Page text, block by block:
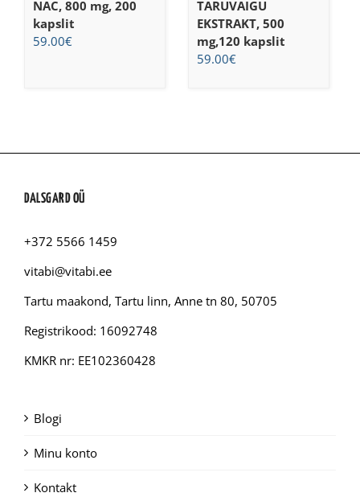
NAC, 800 mg, 200
kapslit
59.00€
TARUVAIGU
EKSTRAKT, 500
mg,120 kapslit
59.00€
DALSGARD OÜ
+372 5566 1459
vitabi@vitabi.ee
Tartu maakond, Tartu linn, Anne tn 80, 50705
Registrikood: 16092748
KMKR nr: EE102360428
Blogi
Minu konto
Kontakt